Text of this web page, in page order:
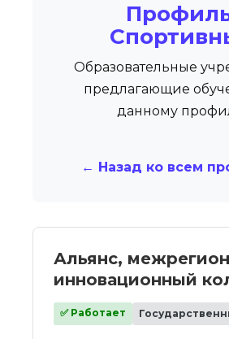
Образовательные
предлагающие
данному
← Назад ко всем
Альянс,
инновационный
✅ Работает